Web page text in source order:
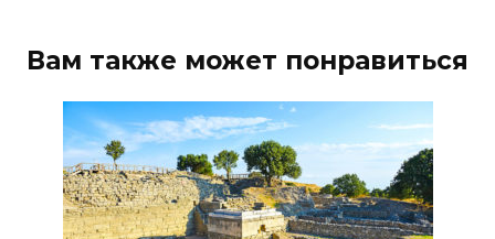
Вам также может понравиться